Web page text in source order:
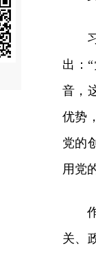
出：
音，
优势
党的
用党
关、